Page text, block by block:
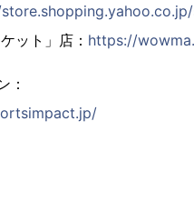
ット」店： https://
：